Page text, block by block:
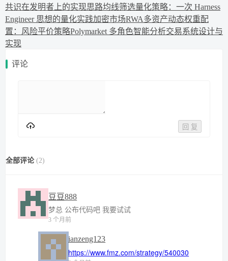
共识在发明者上的实现思路均线筛选量化策略：一次 Harness
Engineer 思想的量化实践加密市场RWA多资产动态权重配
置：风险平价策略Polymarket 多角色智能分析交易系统设计与
实现
评论
回 复
全部评论 (2)
豆豆888
梦总 公布代码吧 我要试试
3 个月前
ianzeng123
https://www.fmz.com/strategy/540030